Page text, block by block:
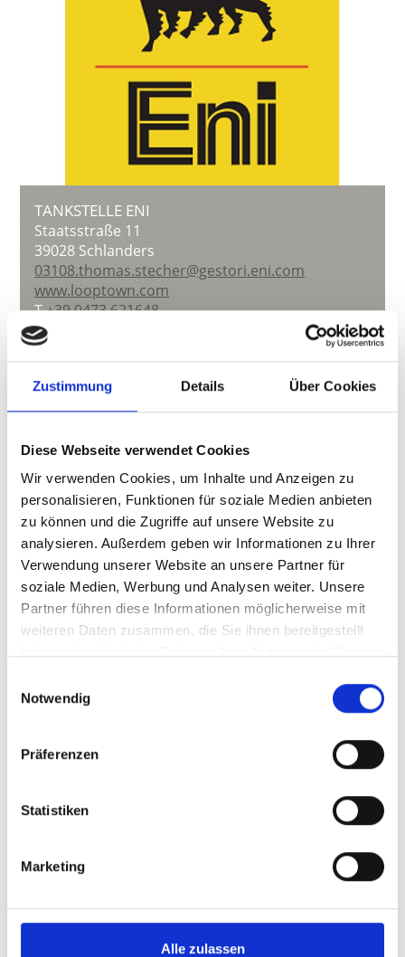
Zustimmung Details Über Cookies
Diese Webseite verwendet Cookies
Wir verwenden Cookies, um Inhalte und Anzeigen zu
personalisieren, Funktionen für soziale Medien anbieten
zu können und die Zugriffe auf unsere Website zu
analysieren. Außerdem geben wir Informationen zu Ihrer
Verwendung unserer Website an unsere Partner für
soziale Medien, Werbung und Analysen weiter. Unsere
Partner führen diese Informationen möglicherweise mit
weiteren Daten zusammen, die Sie ihnen bereitgestellt
Notwendig
Präferenzen
Statistiken
Marketing
Alle zulassen
TANKSTELLE ENI
Staatsstraße 11
39028Schlanders
03108.thomas.stecher@gestori.eni.com
www.looptown.com
T+39 0473 621648
zurück zur Übersicht
WAR DER INHALT FÜR SIE HILFREICH?
Ja
Nein
Weitere interessante Links